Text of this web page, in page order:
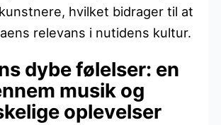
hvilket bidrager til at
relevans i nutidens kultur.
dybe følelser: en
musik og
oplevelser